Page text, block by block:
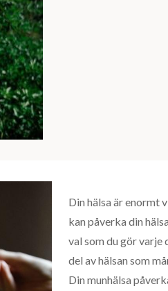
Din hälsa är enormt
kan påverka din
val som du gör varje
del av hälsan som
Din munhälsa